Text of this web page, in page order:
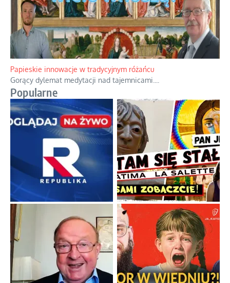
Papieskie innowacje w tradycyjnym różańcu
Gorący dylemat medytacji nad tajemnicami.
Popularne